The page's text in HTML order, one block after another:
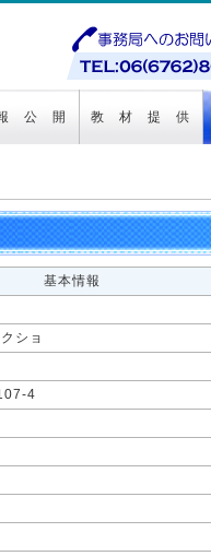
公 開 教 材 提 供
基本情報
ショ
4